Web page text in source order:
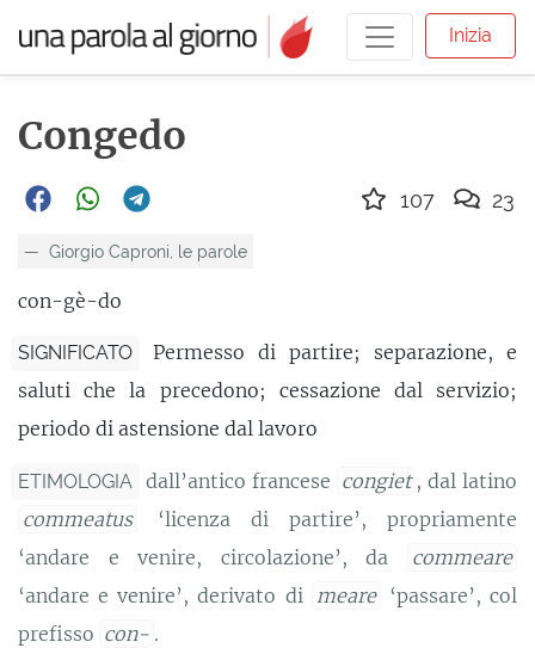
Inizia
Congedo
Giorgio Caproni, le parole
con-gè-do
SIGNIFICATO
Permesso di partire; separazione, e
saluti che la precedono; cessazione dal servizio;
periodo di astensione dal lavoro
ETIMOLOGIA dall’antico francese congiet , dal latino
commeatus
‘licenza di partire’, propriamente
‘andare e venire, circolazione’, da
commeare
‘andare e venire’, derivato di
meare
‘passare’, col
prefisso con- .
107 23